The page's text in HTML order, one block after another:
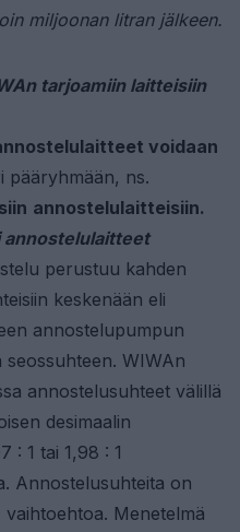
miljoonan litran jälkeen.
tarjoamiin laitteisiin
voidaan
pääryhmään, ns.
annostelulaitteisiin.
perustuu kahden
keskenään eli
annostelupumpun
WIWAn
annostelusuhteet välillä
desimaalin
: 1 tai 1,98 : 1
Annostelusuhteita on
Menetelmä